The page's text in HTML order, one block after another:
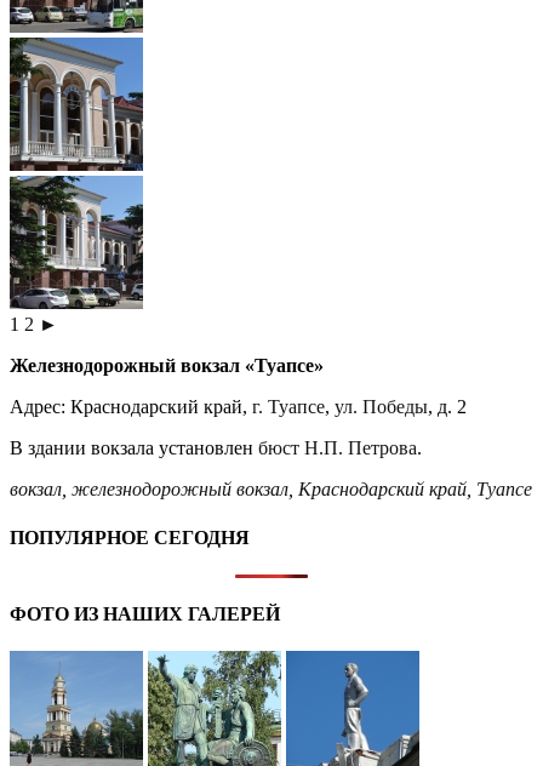
1 2 ►
Железнодорожный вокзал «Туапсе»
Адрес: Краснодарский край, г. Туапсе, ул. Победы, д. 2
В здании вокзала установлен бюст Н.П. Петрова.
вокзал железнодорожный вокзал Краснодарский край Туапсе
ПОПУЛЯРНОЕ СЕГОДНЯ
ФОТО ИЗ НАШИХ ГАЛЕРЕЙ